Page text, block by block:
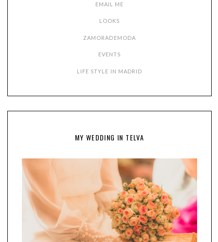
EMAIL ME
LOOKS
ZAMORADEMODA
EVENTS
LIFE STYLE IN MADRID
MY WEDDING IN TELVA